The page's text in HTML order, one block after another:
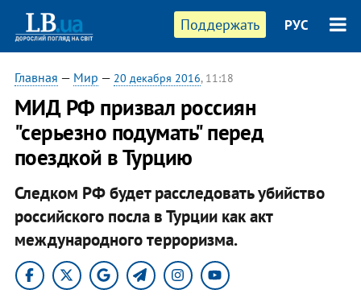
Поддержать РУС
Главная — Мир — 20 декабря 2016, 11:18
МИД РФ призвал россиян
"серьезно подумать" перед
поездкой в Турцию
Следком РФ будет расследовать убийство
российского посла в Турции как акт
международного терроризма.